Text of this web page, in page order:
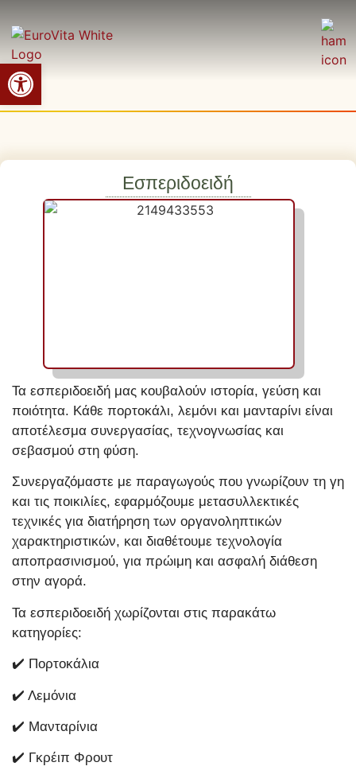
Εσπεριδοειδή
Τα εσπεριδοειδή μας κουβαλούν ιστορία, γεύση και
ποιότητα. Κάθε πορτοκάλι, λεμόνι και μανταρίνι είναι
αποτέλεσμα συνεργασίας, τεχνογνωσίας και
σεβασμού στη φύση.
Συνεργαζόμαστε με παραγωγούς που γνωρίζουν τη γη
και τις ποικιλίες, εφαρμόζουμε μετασυλλεκτικές
τεχνικές για διατήρηση των οργανοληπτικών
χαρακτηριστικών, και διαθέτουμε τεχνολογία
αποπρασινισμού, για πρώιμη και ασφαλή διάθεση
στην αγορά.
Τα εσπεριδοειδή χωρίζονται στις παρακάτω
κατηγορίες:
✔️ Πορτοκάλια
✔️ Λεμόνια
✔️ Μανταρίνια
✔️ Γκρέιπ Φρουτ
Ανοίξτε τη γραμμή εργαλείων